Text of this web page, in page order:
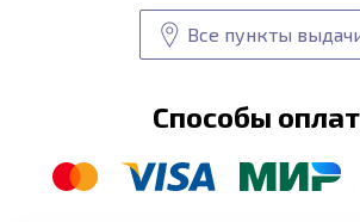
Все пункты
Способы